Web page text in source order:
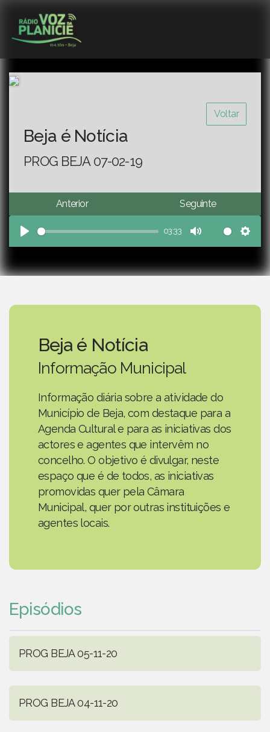
Voltar
Beja é Notícia
PROG BEJA 07-02-19
Anterior Seguinte
Play
03:33
Mute
Beja é Notícia
Informação Municipal
Informação diária sobre a atividade do
Município de Beja, com destaque para a
Agenda Cultural e para as iniciativas dos
actores e agentes que intervêm no
concelho. O objetivo é divulgar, neste
espaço que é de todos, as iniciativas
promovidas quer pela Câmara
Municipal, quer por outras instituições e
agentes locais.
Episódios
PROG BEJA 05-11-20
PROG BEJA 04-11-20